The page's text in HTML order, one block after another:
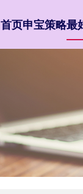
首页申宝策略最